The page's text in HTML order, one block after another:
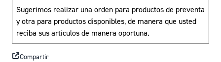
Sugerimos realizar una orden para productos de preventa
y otra para productos disponibles, de manera que usted
reciba sus artículos de manera oportuna.
Compartir